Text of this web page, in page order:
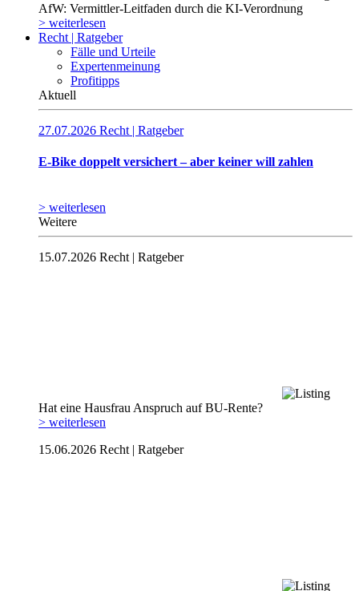
AfW: Vermittler-Leitfaden durch die KI-Verordnung
> weiterlesen
Recht | Ratgeber
Fälle und Urteile
Expertenmeinung
Profitipps
Aktuell
27.07.2026 Recht | Ratgeber
E-Bike doppelt versichert – aber keiner will zahlen
> weiterlesen
Weitere
15.07.2026 Recht | Ratgeber
Hat eine Hausfrau Anspruch auf BU-Rente?
> weiterlesen
15.06.2026 Recht | Ratgeber